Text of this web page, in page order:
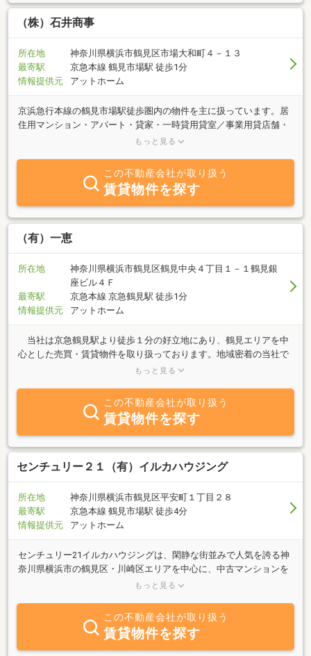
（株）石井商事
所在地
神奈川県横浜市鶴見区市場大和町４－１３
最寄駅
京急本線 鶴見市場駅 徒歩1分
情報提供元
アットホーム
京浜急行本線の鶴見市場駅徒歩圏内の物件を主に扱っています。居
住用マンション・アパート・貸家・一時貸用貸室／事業用貸店舗・
貸事務所・貸倉庫等／駐車場を扱っています。豊富な知識と経験と
ます。土地・建物の売買からマンション・アパート・駐車場の賃貸
物件の管理・仲介・相続・税務など不動産一般の無料相談も致して
います。土曜日・日曜日営業致しております。お気軽にお電話・Ｅ
メールでお問い合わせください。
もっと見る
この不動産会社が取り扱う
賃貸物件を探す
（有）一恵
所在地
神奈川県横浜市鶴見区鶴見中央４丁目１－１鶴見銀
座ビル４Ｆ
最寄駅
京急本線 京急鶴見駅 徒歩1分
情報提供元
アットホーム
当社は京急鶴見駅より徒歩１分の好立地にあり、鶴見エリアを中
心とした売買・賃貸物件を取り扱っております。地域密着の当社で
お客様のニーズに合う物件を、親切・丁寧がモットーの当社スタッ
はお気軽にお問い合わせ下さい。
もっと見る
この不動産会社が取り扱う
賃貸物件を探す
センチュリー２１（有）イルカハウジング
所在地
神奈川県横浜市鶴見区平安町１丁目２８
最寄駅
京急本線 鶴見市場駅 徒歩4分
情報提供元
アットホーム
センチュリー21イルカハウジングは、閑静な街並みで人気を誇る神
奈川県横浜市の鶴見区・川崎区エリアを中心に、中古マンションを
メインとした多数の不動産物件を取り扱っております。価格や建築
様々な中古マンションをご用意しておりますので、お気軽にお申し
付けください。もちろん、新築マンション・一戸建て・土地などの
不動産の仲介等もお手伝いさせていただいておりますので、不動産
に関するご相談は、センチュリー21イルカハウジングにお任せくだ
もっと見る
この不動産会社が取り扱う
賃貸物件を探す